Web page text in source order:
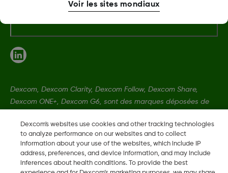
Plus d'informations
Dexcom, Dexcom Clarity, Dexcom Follow, Dexcom Share,
Dexcom ONE+, Dexcom G6, sont des marques déposées de
d'autres pays.
LBL-1005616 Rev001
Dexcom's websites use cookies and other tracking technologies
to analyze performance on our websites and to collect
information about your use of the websites, which include IP
address, preferences, and device information, and may include
inferences about health conditions. To provide the best
Voir les sites mondiaux